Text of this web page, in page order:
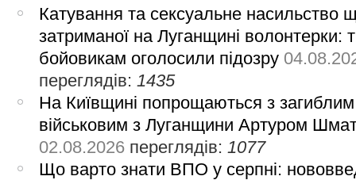
Катування та сексуальне насильство
затриманої на Луганщині волонтерки:
бойовикам оголосили підозру
переглядів: 1435
На Київщині попрощаються з загиблим
військовим з Луганщини Артуром
02.08.2026 переглядів: 1077
Що варто знати ВПО у серпні: